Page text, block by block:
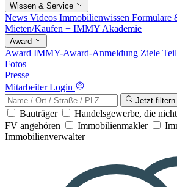
Wissen & Service
News Videos Immobilienwissen Formulare
Mieten/Kaufen + IMMY Akademie
Award
Award IMMY-Award-Anmeldung Ziele
Fotos
Presse
Mitarbeiter Login
Jetzt filtern
Bauträger
Handelsgewerbe, die
FV angehören
Immobilienmakler
Immobilienverwalter